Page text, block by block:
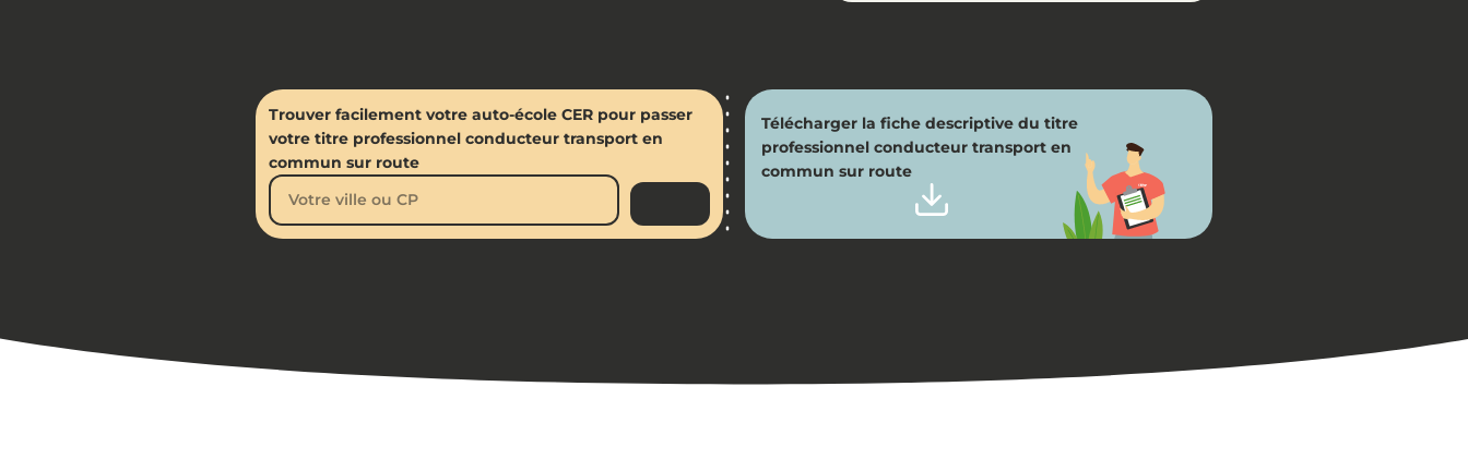
Trouver facilement votre auto-école CER pour passer
votre titre professionnel conducteur transport en
commun sur route
Télécharger la fiche descriptive du titre
professionnel conducteur transport en
commun sur route